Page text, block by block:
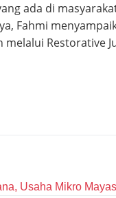
ada di
Fahmi
Restorative
Usaha Mikro